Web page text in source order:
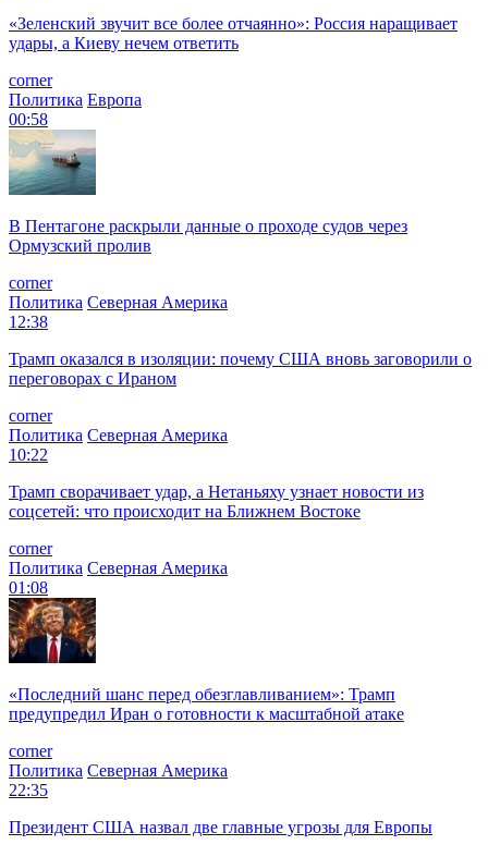
«Зеленский звучит все более отчаянно»: Россия наращивает
удары, а Киеву нечем ответить
corner
Политика Европа
00:58
В Пентагоне раскрыли данные о проходе судов через
Ормузский пролив
corner
Политика Северная Америка
12:38
Трамп оказался в изоляции: почему США вновь заговорили о
переговорах с Ираном
corner
Политика Северная Америка
10:22
Трамп сворачивает удар, а Нетаньяху узнает новости из
соцсетей: что происходит на Ближнем Востоке
corner
Политика Северная Америка
01:08
«Последний шанс перед обезглавливанием»: Трамп
предупредил Иран о готовности к масштабной атаке
corner
Политика Северная Америка
22:35
Президент США назвал две главные угрозы для Европы